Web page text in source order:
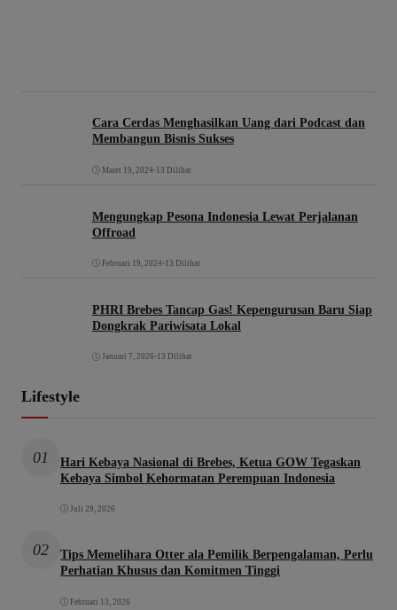
Cara Cerdas Menghasilkan Uang dari Podcast dan
Membangun Bisnis Sukses
Maret 19, 2024 • 13 Dilihat
Mengungkap Pesona Indonesia Lewat Perjalanan
Offroad
Februari 19, 2024 • 13 Dilihat
PHRI Brebes Tancap Gas! Kepengurusan Baru Siap
Dongkrak Pariwisata Lokal
Januari 7, 2026 • 13 Dilihat
Lifestyle
01
Hari Kebaya Nasional di Brebes, Ketua GOW Tegaskan
Kebaya Simbol Kehormatan Perempuan Indonesia
Juli 29, 2026
02
Tips Memelihara Otter ala Pemilik Berpengalaman, Perlu
Perhatian Khusus dan Komitmen Tinggi
Februari 13, 2026